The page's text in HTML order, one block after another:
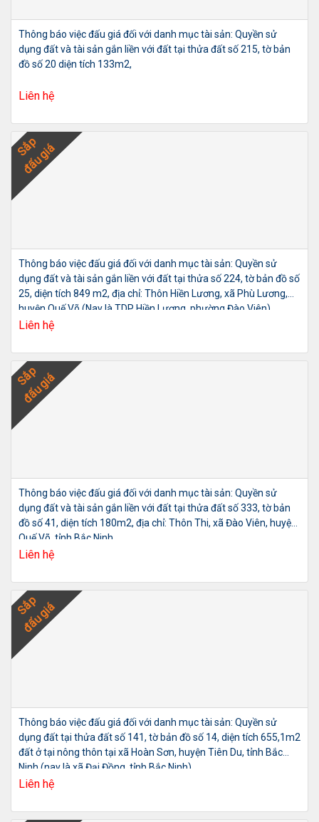
Thông báo việc đấu giá đối với danh mục tài sản: Quyền sử
dụng đất và tài sản gắn liền với đất tại thửa đất số 215, tờ bản
đồ số 20 diện tích 133m2,
Liên hệ
Sắp
đấu giá
Thông báo việc đấu giá đối với danh mục tài sản: Quyền sử
dụng đất và tài sản gắn liền với đất tại thửa số 224, tờ bản đồ số
25, diện tích 849 m2, địa chỉ: Thôn Hiền Lương, xã Phù Lương,
huyện Quế Võ (Nay là TDP Hiền Lương, phường Đào Viên),
Liên hệ
Sắp
đấu giá
Thông báo việc đấu giá đối với danh mục tài sản: Quyền sử
dụng đất và tài sản gắn liền với đất tại thửa đất số 333, tờ bản
đồ số 41, diện tích 180m2, địa chỉ: Thôn Thi, xã Đào Viên, huyện
Quế Võ, tỉnh Bắc Ninh
Liên hệ
Sắp
đấu giá
Thông báo việc đấu giá đối với danh mục tài sản: Quyền sử
dụng đất tại thửa đất số 141, tờ bản đồ số 14, diện tích 655,1m2
đất ở tại nông thôn tại xã Hoàn Sơn, huyện Tiên Du, tỉnh Bắc
Ninh (nay là xã Đại Đồng, tỉnh Bắc Ninh)
Liên hệ